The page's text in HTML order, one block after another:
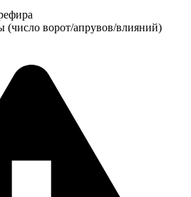
(число ворот/апрувов/влияний)